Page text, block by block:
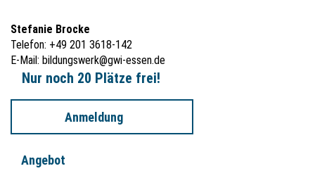
Stefanie Brocke
Telefon: +49 201 3618-142
E-Mail: bildungswerk@gwi-essen.de
Nur noch 20 Plätze frei!
Anmeldung
Angebot